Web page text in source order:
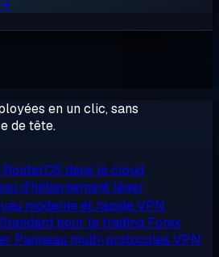
en un clic, sans
de tête.
RouterOS dans le cloud
d'hébergement léger
moderne et rapide VPN
Standard pour le trading Forex
Panneau multi-protocoles VPN